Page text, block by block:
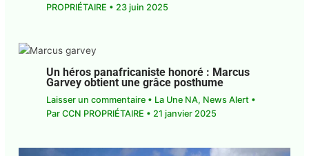
PROPRIÉTAIRE • 23 juin 2025
Un héros panafricaniste honoré : Marcus
Garvey obtient une grâce posthume
Laisser un commentaire • La Une NA, News Alert•
Par CCN PROPRIÉTAIRE • 21 janvier 2025